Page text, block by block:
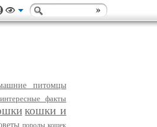
питомцы
интересные факты
кошки и
породы кошек